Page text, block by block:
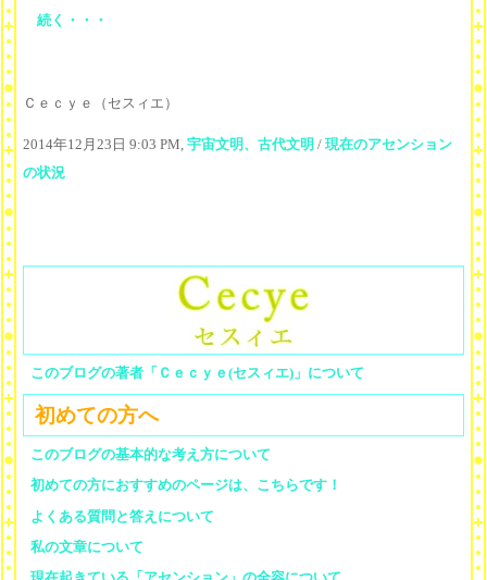
続く・・・
Ｃｅｃｙｅ（セスィエ）
2014年12月23日 9:03 PM, 宇宙文明、古代文明 / 現在のアセンション
の状況
このブログの著者「Ｃｅｃｙｅ(セスィエ)」について
初めての方へ
このブログの基本的な考え方について
初めての方におすすめのページは、こちらです！
よくある質問と答えについて
私の文章について